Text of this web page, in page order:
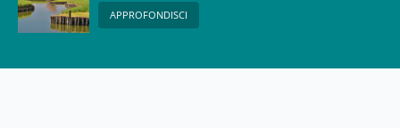
APPROFONDISCI